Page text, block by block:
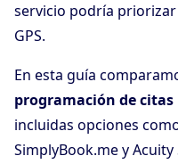
servicio podría
GPS.
En esta guía
programación de citas
incluidas opciones
SimplyBook.me y